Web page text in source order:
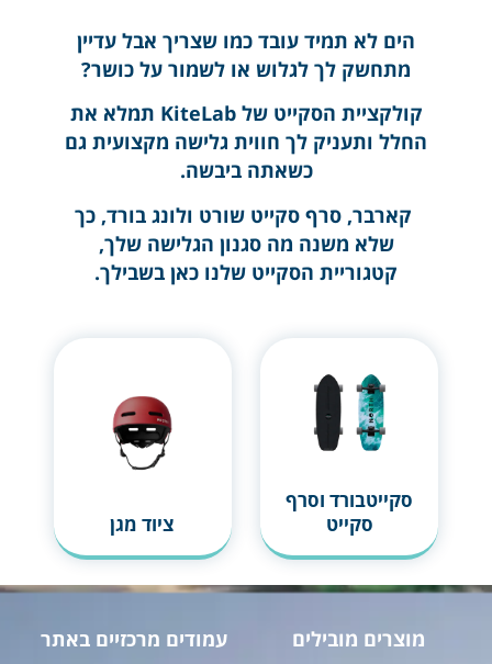
הים לא תמיד עובד כמו שצריך אבל עדיין
מתחשק לך לגלוש או לשמור על כושר?
קולקציית הסקייט של KiteLab תמלא את
החלל ותעניק לך חווית גלישה מקצועית גם
כשאתה ביבשה.
קארבר, סרף סקייט שורט ולונג בורד, כך
שלא משנה מה סגנון הגלישה שלך,
קטגוריית הסקייט שלנו כאן בשבילך.
סקייטבורד וסרף
סקייט
ציוד מגן
מוצרים מובילים עמודים מרכזיים באתר